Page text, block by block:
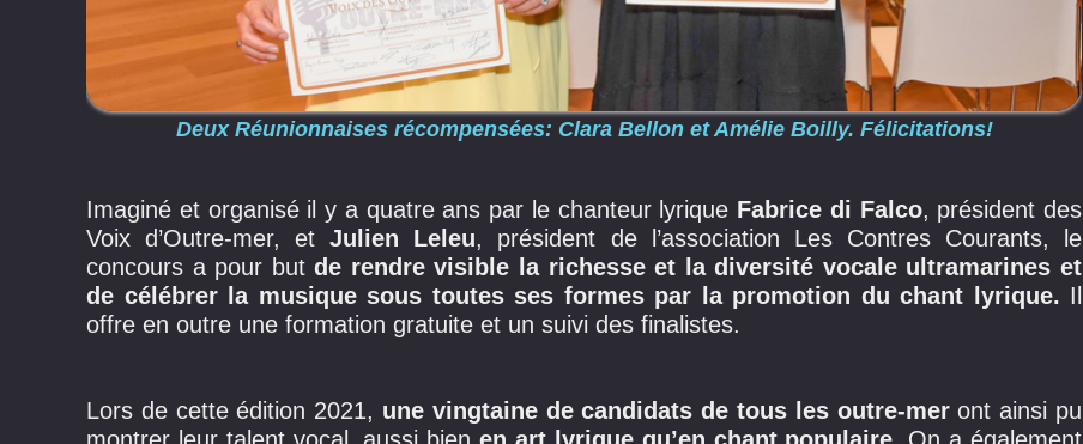
Deux Réunionnaises récompensées: Clara Bellon et Amélie Boilly. Félicitations!
Imaginé et organisé il y a quatre ans par le chanteur lyrique Fabrice di Falco, président des
Voix d’Outre-mer, et Julien Leleu, président de l’association Les Contres Courants, le
concours a pour butde rendre visible la richesse et la diversité vocale ultramarines et
de célébrer la musique sous toutes ses formes par la promotion du chant lyrique. Il
offre en outre une formation gratuite et un suivi des finalistes.
Lors de cette édition 2021, une vingtaine de candidats de tous les outre-meront ainsi pu